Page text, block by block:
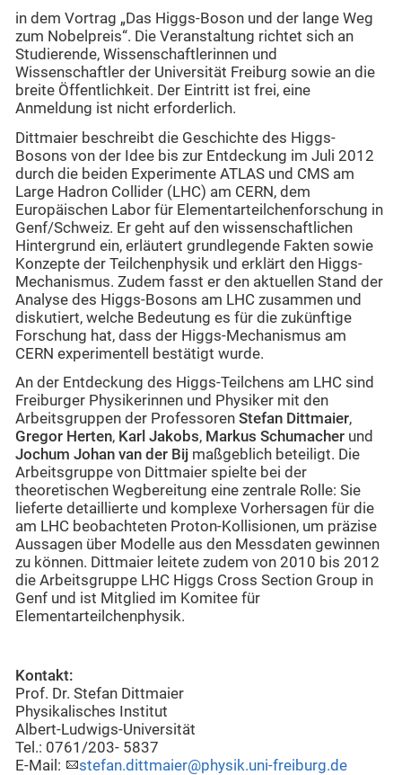
in dem Vortrag „Das Higgs-Boson und der lange Weg
zum Nobelpreis“. Die Veranstaltung richtet sich an
Studierende, Wissenschaftlerinnen und
Wissenschaftler der Universität Freiburg sowie an die
breite Öffentlichkeit. Der Eintritt ist frei, eine
Anmeldung ist nicht erforderlich.
Dittmaier beschreibt die Geschichte des Higgs-
Bosons von der Idee bis zur Entdeckung im Juli 2012
durch die beiden Experimente ATLAS und CMS am
Large Hadron Collider (LHC) am CERN, dem
Europäischen Labor für Elementarteilchenforschung in
Genf/Schweiz. Er geht auf den wissenschaftlichen
Hintergrund ein, erläutert grundlegende Fakten sowie
Konzepte der Teilchenphysik und erklärt den Higgs-
Mechanismus. Zudem fasst er den aktuellen Stand der
Analyse des Higgs-Bosons am LHC zusammen und
diskutiert, welche Bedeutung es für die zukünftige
Forschung hat, dass der Higgs-Mechanismus am
CERN experimentell bestätigt wurde.
An der Entdeckung des Higgs-Teilchens am LHC sind
Freiburger Physikerinnen und Physiker mit den
Arbeitsgruppen der Professoren Stefan Dittmaier,
Gregor Herten, Karl Jakobs, Markus Schumacher und
Jochum Johan van der Bij maßgeblich beteiligt. Die
Arbeitsgruppe von Dittmaier spielte bei der
theoretischen Wegbereitung eine zentrale Rolle: Sie
lieferte detaillierte und komplexe Vorhersagen für die
am LHC beobachteten Proton-Kollisionen, um präzise
Aussagen über Modelle aus den Messdaten gewinnen
zu können. Dittmaier leitete zudem von 2010 bis 2012
die Arbeitsgruppe LHC Higgs Cross Section Group in
Genf und ist Mitglied im Komitee für
Elementarteilchenphysik.
Kontakt:
Prof. Dr. Stefan Dittmaier
Physikalisches Institut
Albert-Ludwigs-Universität
Tel.: 0761/203- 5837
E-Mail:
stefan.dittmaier@physik.uni-freiburg.de